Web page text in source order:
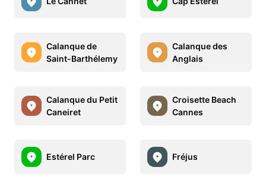
Calanque de
Saint-Barthélemy
Calanque des
Anglais
Calanque du Petit
Caneiret
Croisette Beach
Cannes
Estérel Parc Fréjus